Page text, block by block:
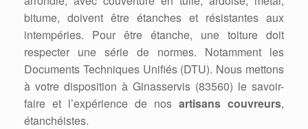
bitume, doivent être étanches et résistantes aux
intempéries. Pour être étanche, une toiture doit
respecter une série de normes. Notamment les
Documents Techniques Unifiés (DTU). Nous mettons
à votre disposition à Ginasservis (83560) le savoir-
faire et l’expérience de nos artisans couvreurs,
étanchéistes.